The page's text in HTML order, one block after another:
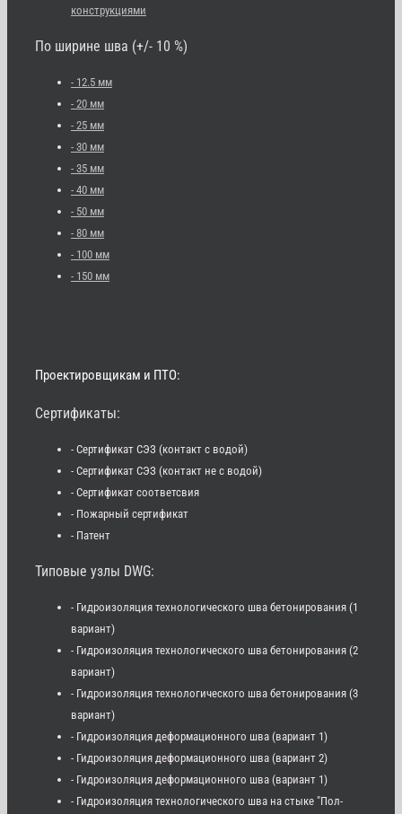
конструкциями
По ширине шва (+/- 10 %)
- 12.5 мм
- 20 мм
- 25 мм
- 30 мм
- 35 мм
- 40 мм
- 50 мм
- 80 мм
- 100 мм
- 150 мм
Проектировщикам и ПТО:
Сертификаты:
- Сертификат СЭЗ (контакт с водой)
- Сертификат СЭЗ (контакт не с водой)
- Сертификат соответсвия
- Пожарный сертификат
- Патент
Типовые узлы DWG:
- Гидроизоляция технологического шва бетонирования (1
вариант)
- Гидроизоляция технологического шва бетонирования (2
вариант)
- Гидроизоляция технологического шва бетонирования (3
вариант)
- Гидроизоляция деформационного шва (вариант 1)
- Гидроизоляция деформационного шва (вариант 2)
- Гидроизоляция деформационного шва (вариант 1)
- Гидроизоляция технологического шва на стыке "Пол-